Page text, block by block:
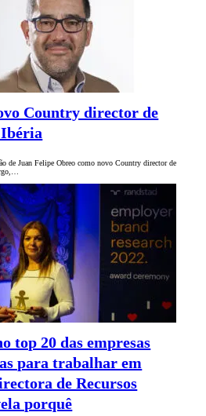
Country director de
de Juan Felipe Obreo como novo Country director de
top 20 das empresas
para trabalhar em
de Recursos
porquê